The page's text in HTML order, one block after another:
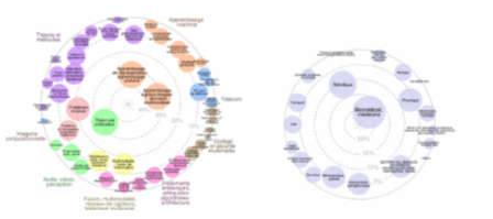
Expertises du GdR -
cartographie par Axes -
19/09/2025
Expertises du GdR -
cartographie par mots-clés
applicatifs - 19/09/2025